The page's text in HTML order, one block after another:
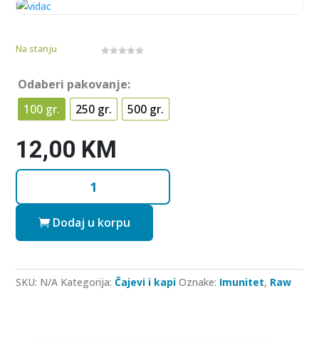
Na stanju
t
f
5
Odaberi pakovanje:
100 gr.
250 gr. 500 gr.
12,00 KM
Vidac
Dodaj u korpu
SKU: N/A Kategorija:Čajevi i kapi Oznake: Imunitet, Raw